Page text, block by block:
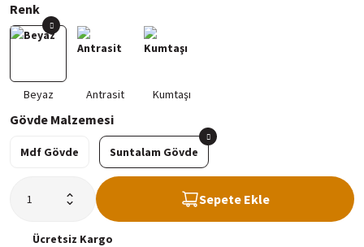
Renk
Gövde Malzemesi
Mdf Gövde Suntalam Gövde
Sepete Ekle
Ücretsiz Kargo